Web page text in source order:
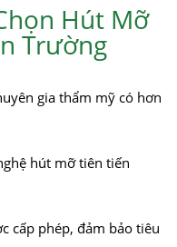
Hút Mỡ
Trường
gia thẩm mỹ có hơn
hút mỡ tiên tiến
cấp phép, đảm bảo tiêu